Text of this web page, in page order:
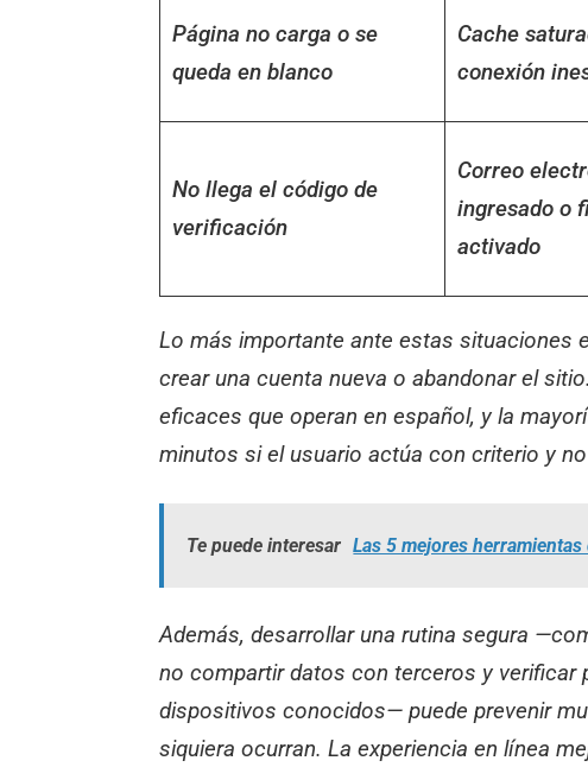
Página no carga o se
queda en blanco
Cache
conexión
No llega el código de
verificación
Correo
ingresado o
activado
Lo más importante ante estas situaciones
crear una cuenta nueva o abandonar el
eficaces que operan en español, y la
minutos si el usuario actúa con criterio y
Te puede interesar Las 5 mejores
Además, desarrollar una rutina segura
no compartir datos con terceros y verificar
dispositivos conocidos— puede prevenir
siquiera ocurran. La experiencia en línea